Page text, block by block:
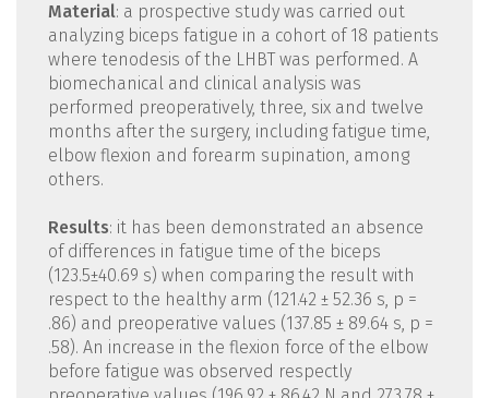
Material: a prospective study was carried out
analyzing biceps fatigue in a cohort of 18 patients
where tenodesis of the LHBT was performed. A
biomechanical and clinical analysis was
performed preoperatively, three, six and twelve
months after the surgery, including fatigue time,
elbow flexion and forearm supination, among
others.
Results: it has been demonstrated an absence
of differences in fatigue time of the biceps
(123.5±40.69 s) when comparing the result with
respect to the healthy arm (121.42 ± 52.36 s, p =
.86) and preoperative values (137.85 ± 89.64 s, p =
.58). An increase in the flexion force of the elbow
before fatigue was observed respectly